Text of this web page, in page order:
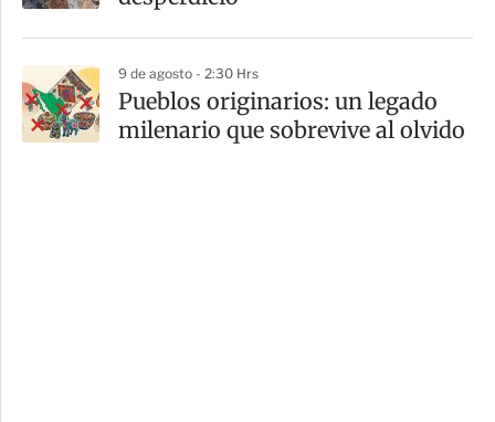
9 de agosto - 2:30 Hrs
Pueblos originarios: un legado
milenario que sobrevive al olvido